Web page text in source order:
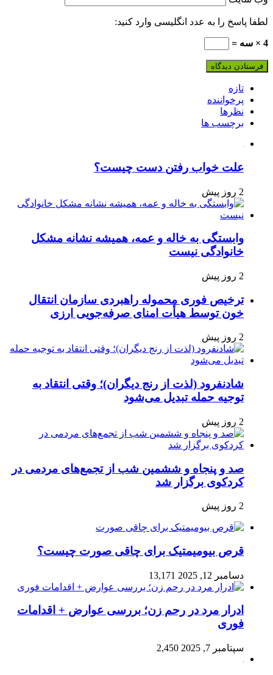
لطفا پاسخ را به عدد انگلیسی وارد کنید:
4 × سه =
تازه
پرخواننده
نظرها
برچسب ها
علت خواب رفتن دست چیست؟
2 روز پیش
وابستگی به خاله و عمه، همیشه نشانه مشکل
خانوادگی نیست
2 روز پیش
ترخیص فوری محموله راهبردی سازمان انتقال
خون توسط هیأت امنای صرفه‌جویی ارزی
2 روز پیش
شادنفرود (لذت از رنج دیگران)؛ وقتی انتقاد به
توجیه حمله تبدیل می‌شود
2 روز پیش
صد و پنجاه‌ و ششمین شب از تجمع‌های مردمی در
کردکوی برگزار شد
2 روز پیش
قرص بیومیمتیک برای چاقی صورت چیست؟
دسامبر 12, 2025 13,171
ادرار مرد در رحم زن؛ بررسی عوارض + اقدامات
فوری
سپتامبر 7, 2025 2,450